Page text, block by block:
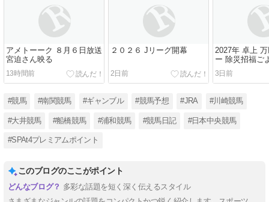
アメトーーク ８月６日放送
宮迫さん映る
13時間前
２０２６ Jリーグ開幕
2日前
2027年 卓上
ー 除災招福ご
3日前
#競馬 #南関競馬 #ギャンブル #競馬予想 #JRA #川崎競馬
#大井競馬 #船橋競馬 #浦和競馬 #競馬日記 #日本中央競馬
#SPAt4プレミアムポイント
このブログのここがポイント
多彩な話題を短く深く伝えるスタイル